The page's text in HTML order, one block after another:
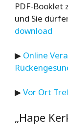
PDF-Booklet
und Sie
download
▶ Online
▶Vor Ort
„Hape